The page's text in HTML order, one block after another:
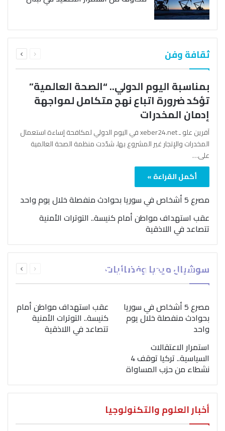
ثقافة وفن الصفحةالصفحة
بمناسبة اليوم الدولي.. “الصحة العالمية”
تؤكد ضرورة اتباع نهج متكامل لمواجهة
إدمان المخدرات
آفرين علو ـ xeber24.net في اليوم الدولي لمكافحة إساءة استعمال
المخدرات والإتجار غير المشروع بها، شدّدت منظمة الصحة العالمية
على…
أكمل القراءة »
مصرع 5 أشخاص في سوريا بحوادث منفصلة خلال يوم واحد
عقب استهداف مواطن أمام كنيسة.. التوترات الأمنية
تتصاعد في اللاذقية
سوشيال ميديا وفضائيات الصفحةالصفحة
بمناسبة اليوم الدولي..
“الصحة العالمية” تؤكد
ضرورة اتباع نهج متكامل
لمواجهة إدمان المخدرات
مصرع 5 أشخاص في سوريا
بحوادث منفصلة خلال يوم
واحد
عقب استهداف مواطن أمام
كنيسة.. التوترات الأمنية
تتصاعد في اللاذقية
استمرار الاعتقالات
السياسية.. تركيا توقف 4
نشطاء من حزب المساواة
أخبار العلوم والتكنولوجيا